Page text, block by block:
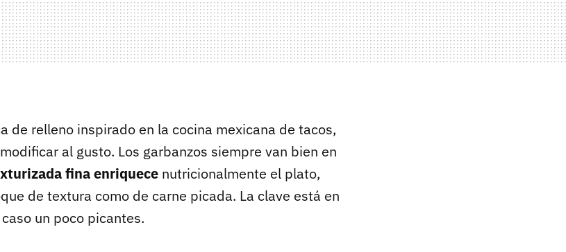
de relleno inspirado en la cocina mexicana de tacos,
al gusto. Los garbanzos siempre van bien en
fina enriquece nutricionalmente el plato,
de textura como de carne picada. La clave está en
un poco picantes.